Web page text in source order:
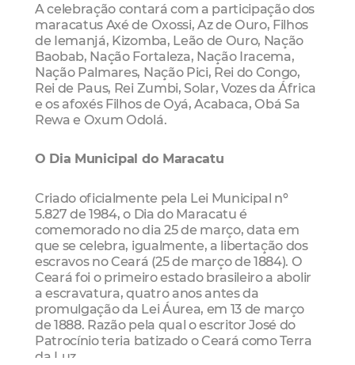
A celebração contará com a participação dos
maracatus Axé de Oxossi, Az de Ouro, Filhos
de Iemanjá, Kizomba, Leão de Ouro, Nação
Baobab, Nação Fortaleza, Nação Iracema,
Nação Palmares, Nação Pici, Rei do Congo,
Rei de Paus, Rei Zumbi, Solar, Vozes da África
e os afoxés Filhos de Oyá, Acabaca, Obá Sa
Rewa e Oxum Odolá.
O Dia Municipal do Maracatu
Criado oficialmente pela Lei Municipal nº
5.827 de 1984, o Dia do Maracatu é
comemorado no dia 25 de março, data em
que se celebra, igualmente, a libertação dos
escravos no Ceará (25 de março de 1884). O
Ceará foi o primeiro estado brasileiro a abolir
a escravatura, quatro anos antes da
promulgação da Lei Áurea, em 13 de março
de 1888. Razão pela qual o escritor José do
Patrocínio teria batizado o Ceará como Terra
da Luz.